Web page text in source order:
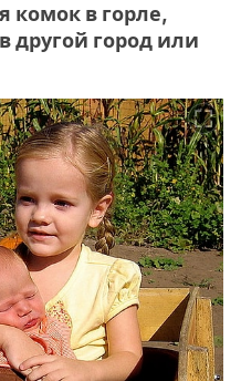
комок в горле,
другой город или